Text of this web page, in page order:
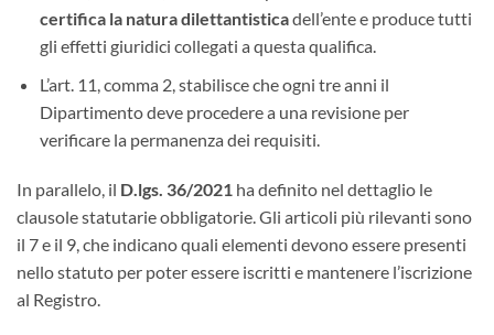
certifica la natura dilettantisticadell’ente e produce tutti
gli effetti giuridici collegati a questa qualifica.
L’art. 11, comma 2, stabilisce che ogni tre anni il
Dipartimento deve procedere a una revisione per
verificare la permanenza dei requisiti.
In parallelo, il D.lgs. 36/2021 ha definito nel dettaglio le
clausole statutarie obbligatorie. Gli articoli più rilevanti sono
il 7 e il 9, che indicano quali elementi devono essere presenti
nello statuto per poter essere iscritti e mantenere l’iscrizione
al Registro.